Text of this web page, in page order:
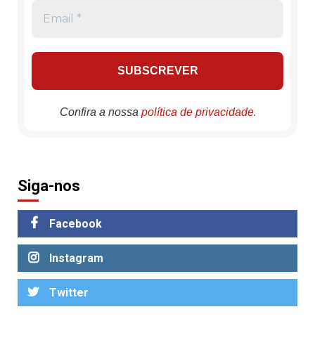
Confira a nossa política de privacidade.
Siga-nos
Facebook
Instagram
Twitter